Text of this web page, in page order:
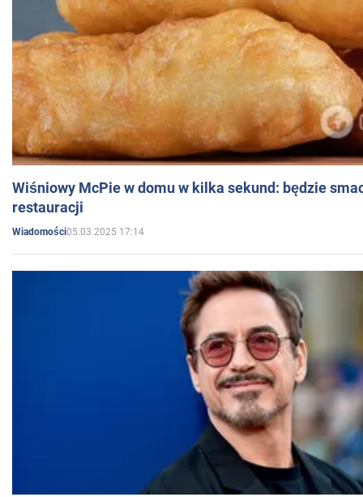
Wiśniowy McPie w domu w kilka sekund: będzie
restauracji
Wiadomości05.03.2025 17:14